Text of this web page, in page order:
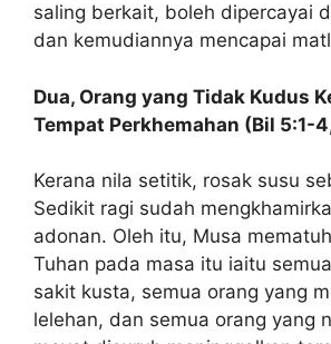
saling berkait, boleh dipercayai
dan kemudiannya mencapai
Dua, Orang yang Tidak Kudus
Tempat Perkhemahan (Bil 5:1-
Kerana nila setitik, rosak susu
Sedikit ragi sudah
adonan. Oleh itu, Musa
Tuhan pada masa itu iaitu
sakit kusta, semua orang yang
lelehan, dan semua orang yang